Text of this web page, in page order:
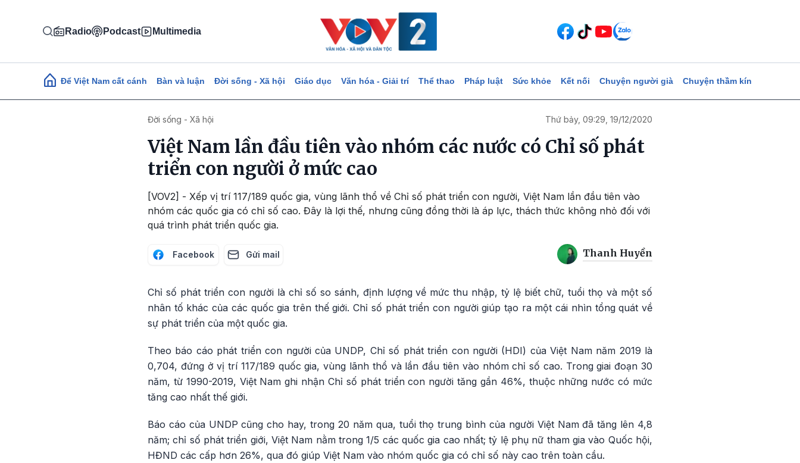
Radio Podcast Multimedia
Main navigation
Để Việt Nam cất cánh Bàn và luận Đời sống - Xã hội Giáo dục Văn hóa - Giải trí Thể thao Pháp luật Sức khỏe Kết nối Chuyện người già Chuyện thầm kín
Đời sống - Xã hội Thứ bảy, 09:29, 19/12/2020
Việt Nam lần đầu tiên vào nhóm các nước có Chỉ số phát
triển con người ở mức cao
[VOV2] - Xếp vị trí 117/189 quốc gia, vùng lãnh thổ về Chỉ số phát triển con người, Việt Nam lần đầu tiên vào
nhóm các quốc gia có chỉ số cao. Đây là lợi thế, nhưng cũng đồng thời là áp lực, thách thức không nhỏ đối với
quá trình phát triển quốc gia.
Facebook Gửi mail Thanh Huyền
Chỉ số phát triển con người là chỉ số so sánh, định lượng về mức thu nhập, tỷ lệ biết chữ, tuổi thọ và một số
nhân tố khác của các quốc gia trên thế giới. Chỉ số phát triển con người giúp tạo ra một cái nhìn tổng quát về
sự phát triển của một quốc gia.
Theo báo cáo phát triển con người của UNDP, Chỉ số phát triển con người (HDI) của Việt Nam năm 2019 là
0,704, đứng ở vị trí 117/189 quốc gia, vùng lãnh thổ và lần đầu tiên vào nhóm chỉ số cao. Trong giai đoạn 30
năm, từ 1990-2019, Việt Nam ghi nhận Chỉ số phát triển con người tăng gần 46%, thuộc những nước có mức
tăng cao nhất thế giới.
Báo cáo của UNDP cũng cho hay, trong 20 năm qua, tuổi thọ trung bình của người Việt Nam đã tăng lên 4,8
năm; chỉ số phát triển giới, Việt Nam nằm trong 1/5 các quốc gia cao nhất; tỷ lệ phụ nữ tham gia vào Quốc hội,
HĐND các cấp hơn 26%, qua đó giúp Việt Nam vào nhóm quốc gia có chỉ số này cao trên toàn cầu.